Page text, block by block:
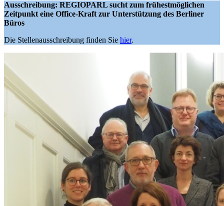
Ausschreibung: REGIOPARL sucht zum frühestmöglichen
Zeitpunkt eine Office-Kraft zur Unterstützung des Berliner
Büros
Die Stellenausschreibung finden Sie hier.